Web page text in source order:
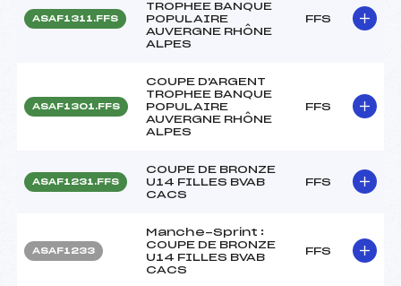
ASAF1311.FFS
TROPHEE BANQUE
POPULAIRE
AUVERGNE RHÔNE
ALPES
FFS
ASAF1301.FFS
COUPE D'ARGENT
TROPHEE BANQUE
POPULAIRE
AUVERGNE RHÔNE
ALPES
FFS
ASAF1231.FFS
COUPE DE BRONZE
U14 FILLES BVAB
CACS
FFS
ASAF1233
Manche-Sprint :
COUPE DE BRONZE
U14 FILLES BVAB
CACS
FFS